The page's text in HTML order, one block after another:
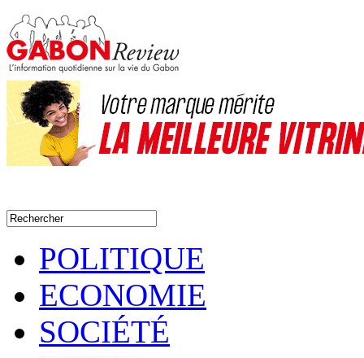
POLITIQUE
ECONOMIE
SOCIÉTÉ